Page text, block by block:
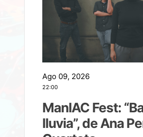
Ago 09, 2026
22:00
ManIAC Fest:
lluvia”, de Ana